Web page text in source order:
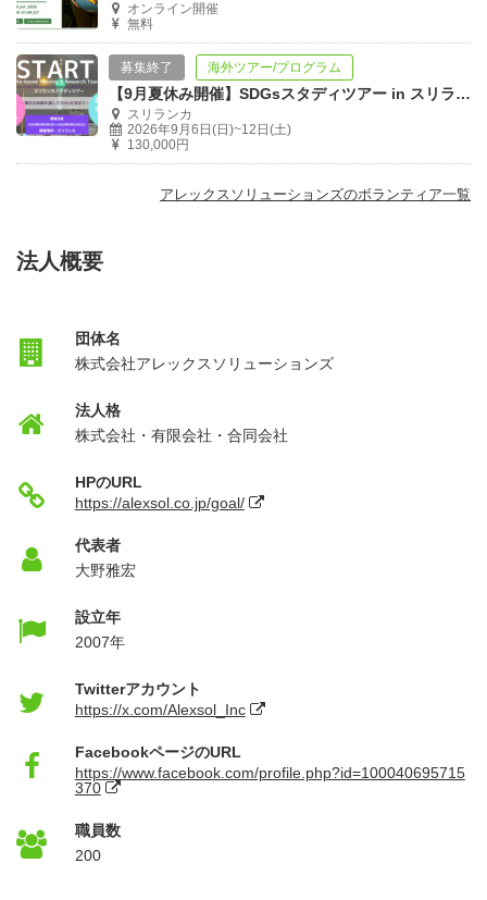
オンライン開催
無料
募集終了 海外ツアー/プログラム
【9月夏休み開催】SDGsスタディツアー in スリランカ 参加者募集！
スリランカ
2026年9月6日(日)~12日(土)
130,000円
アレックスソリューションズのボランティア一覧
法人概要
団体名
株式会社アレックスソリューションズ
法人格
株式会社・有限会社・合同会社
HPのURL
https://alexsol.co.jp/goal/
代表者
大野雅宏
設立年
2007年
Twitterアカウント
https://x.com/Alexsol_Inc
FacebookページのURL
https://www.facebook.com/profile.php?id=100040695715
370
職員数
200